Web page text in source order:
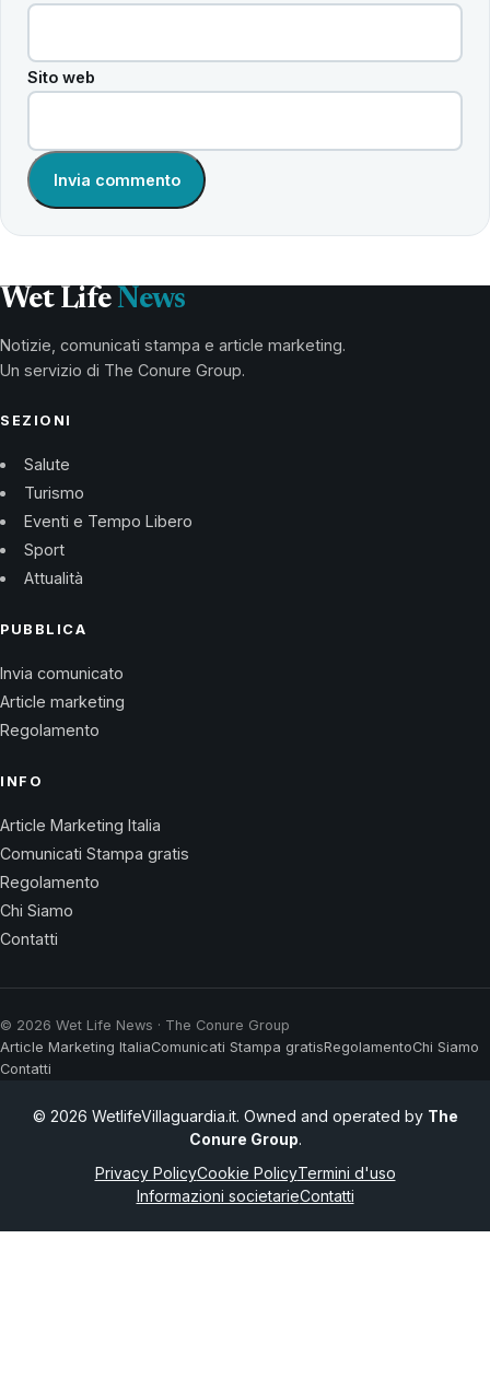
Sito web
Wet Life News
Notizie, comunicati stampa e article marketing.
Un servizio di The Conure Group.
SEZIONI
Salute
Turismo
Eventi e Tempo Libero
Sport
Attualità
PUBBLICA
Invia comunicato
Article marketing
Regolamento
INFO
Article Marketing Italia
Comunicati Stampa gratis
Regolamento
Chi Siamo
Contatti
© 2026 Wet Life News · The Conure Group
Article Marketing ItaliaComunicati Stampa gratisRegolamentoChi Siamo
Contatti
© 2026 WetlifeVillaguardia.it. Owned and operated by The
Conure Group.
Privacy PolicyCookie PolicyTermini d'uso
Informazioni societarieContatti